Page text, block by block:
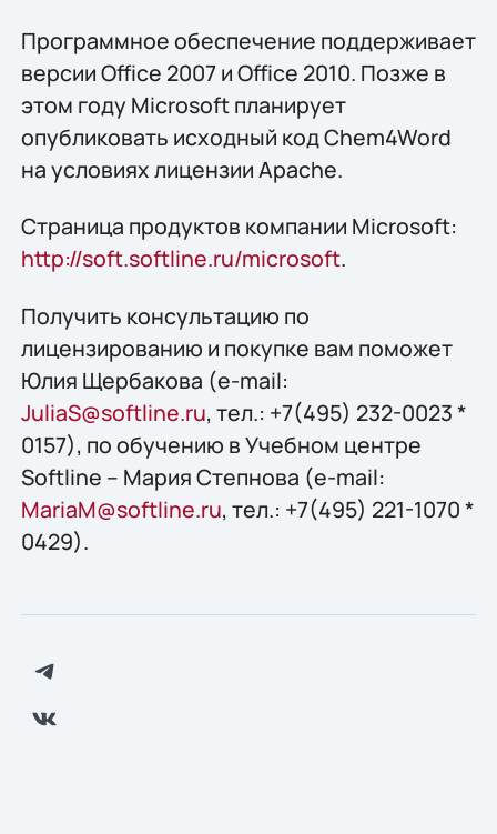
Программное обеспечение поддерживает
версии Office 2007 и Office 2010. Позже в
этом году Microsoft планирует
опубликовать исходный код Chem4Word
на условиях лицензии Apache.
Страница продуктов компании Microsoft:
http://soft.softline.ru/microsoft.
Получить конcультацию по
лицензированию и покупке вам поможет
Юлия Щербакова (e-mail:
JuliaS@softline.ru, тел.: +7(495) 232-0023 *
0157), по обучению в Учебном центре
Softline – Мария Степнова (e-mail:
MariaM@softline.ru, тел.: +7(495) 221-1070 *
0429).